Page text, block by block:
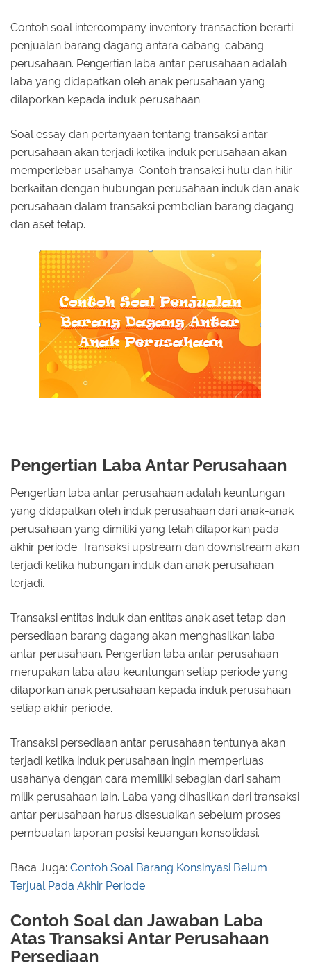
Contoh soal intercompany inventory transaction berarti
penjualan barang dagang antara cabang-cabang
perusahaan. Pengertian laba antar perusahaan adalah
laba yang didapatkan oleh anak perusahaan yang
dilaporkan kepada induk perusahaan.
Soal essay dan pertanyaan tentang transaksi antar
perusahaan akan terjadi ketika induk perusahaan akan
memperlebar usahanya. Contoh transaksi hulu dan hilir
berkaitan dengan hubungan perusahaan induk dan anak
perusahaan dalam transaksi pembelian barang dagang
dan aset tetap.
Pengertian Laba Antar Perusahaan
Pengertian laba antar perusahaan adalah keuntungan
yang didapatkan oleh induk perusahaan dari anak-anak
perusahaan yang dimiliki yang telah dilaporkan pada
akhir periode. Transaksi upstream dan downstream akan
terjadi ketika hubungan induk dan anak perusahaan
terjadi.
Transaksi entitas induk dan entitas anak aset tetap dan
persediaan barang dagang akan menghasilkan laba
antar perusahaan. Pengertian laba antar perusahaan
merupakan laba atau keuntungan setiap periode yang
dilaporkan anak perusahaan kepada induk perusahaan
setiap akhir periode.
Transaksi persediaan antar perusahaan tentunya akan
terjadi ketika induk perusahaan ingin memperluas
usahanya dengan cara memiliki sebagian dari saham
milik perusahaan lain. Laba yang dihasilkan dari transaksi
antar perusahaan harus disesuaikan sebelum proses
pembuatan laporan posisi keuangan konsolidasi.
Baca Juga: Contoh Soal Barang Konsinyasi Belum
Terjual Pada Akhir Periode
Contoh Soal dan Jawaban Laba
Atas Transaksi Antar Perusahaan
Persediaan